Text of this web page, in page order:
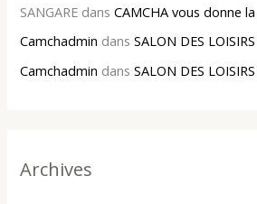
SANGARE dansCAMCHA vous donne
Camchadmin dansSALON DES
Camchadmin dansSALON DES
Archives